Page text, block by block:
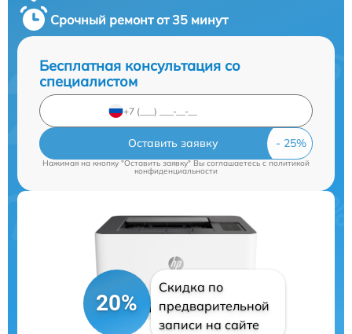
Срочный ремонт от 35 минут
Бесплатная консультация со
специалистом
Оставить заявку
Нажимая на кнопку "Оставить заявку" Вы соглашаетесь cполитикой
конфиденциальности
20%
Скидка по
предварительной
записи на сайте